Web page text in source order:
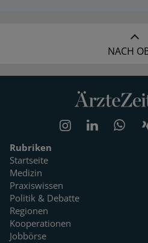
NACH
Rubriken
Startseite
Medizin
Praxiswissen
Politik & Debatte
Regionen
Kooperationen
Jobbörse